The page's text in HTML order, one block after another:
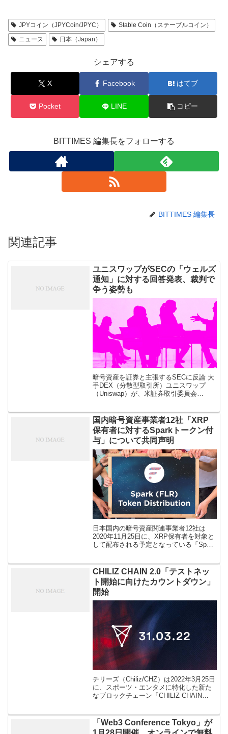
JPYコイン（JPYCoin/JPYC）
Stable Coin（ステーブルコイン）
ニュース
日本（Japan）
シェアする
X Facebook はてブ
Pocket LINE コピー
BITTIMES 編集長をフォローする
BITTIMES 編集長
関連記事
ユニスワップがSECの「ウェルズ
通知」に対する回答発表、裁判で
争う姿勢も
暗号資産を証券と主張するSECに反論 大
手DEX（分散型取引所）ユニスワップ
（Uniswap）が、米証券取引委員会
日発表した。 ウ […]
国内暗号資産事業者12社「XRP
保有者に対するSparkトークン付
与」について共同声明
日本国内の暗号資産関連事業者12社は
2020年11月25日に、XRP保有者を対象と
して配布される予定となっている「Spark
Networks（フ […]
CHILIZ CHAIN 2.0「テストネッ
ト開始に向けたカウントダウン」
開始
チリーズ（Chiliz/CHZ）は2022年3月25日
に、スポーツ・エンタメに特化した新た
なブロックチェーン「CHILIZ CHAIN
た。「CH […]
「Web3 Conference Tokyo」が